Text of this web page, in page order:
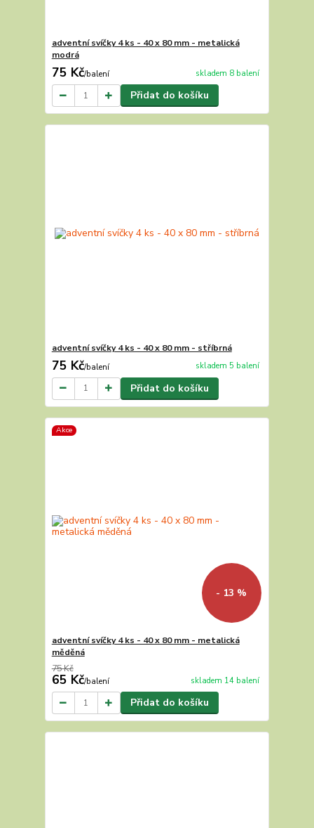
adventní svíčky 4 ks - 40 x 80 mm - metalická
modrá
75 Kč/balení skladem 8 balení
Přidat do košíku
adventní svíčky 4 ks - 40 x 80 mm - stříbrná
75 Kč/balení skladem 5 balení
Přidat do košíku
Akce
- 13 %
adventní svíčky 4 ks - 40 x 80 mm - metalická
měděná
75 Kč
65 Kč/balení skladem 14 balení
Přidat do košíku